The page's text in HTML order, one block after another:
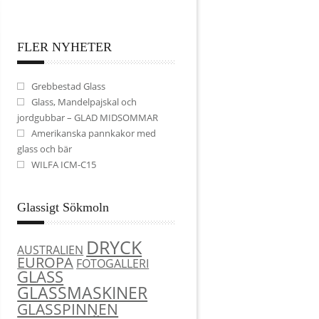
FLER NYHETER
Grebbestad Glass
Glass, Mandelpajskal och
jordgubbar – GLAD MIDSOMMAR
Amerikanska pannkakor med
glass och bär
WILFA ICM-C15
Glassigt Sökmoln
AUSTRALIEN DRYCK
EUROPA FOTOGALLERI
GLASS
GLASSMASKINER
GLASSPINNEN